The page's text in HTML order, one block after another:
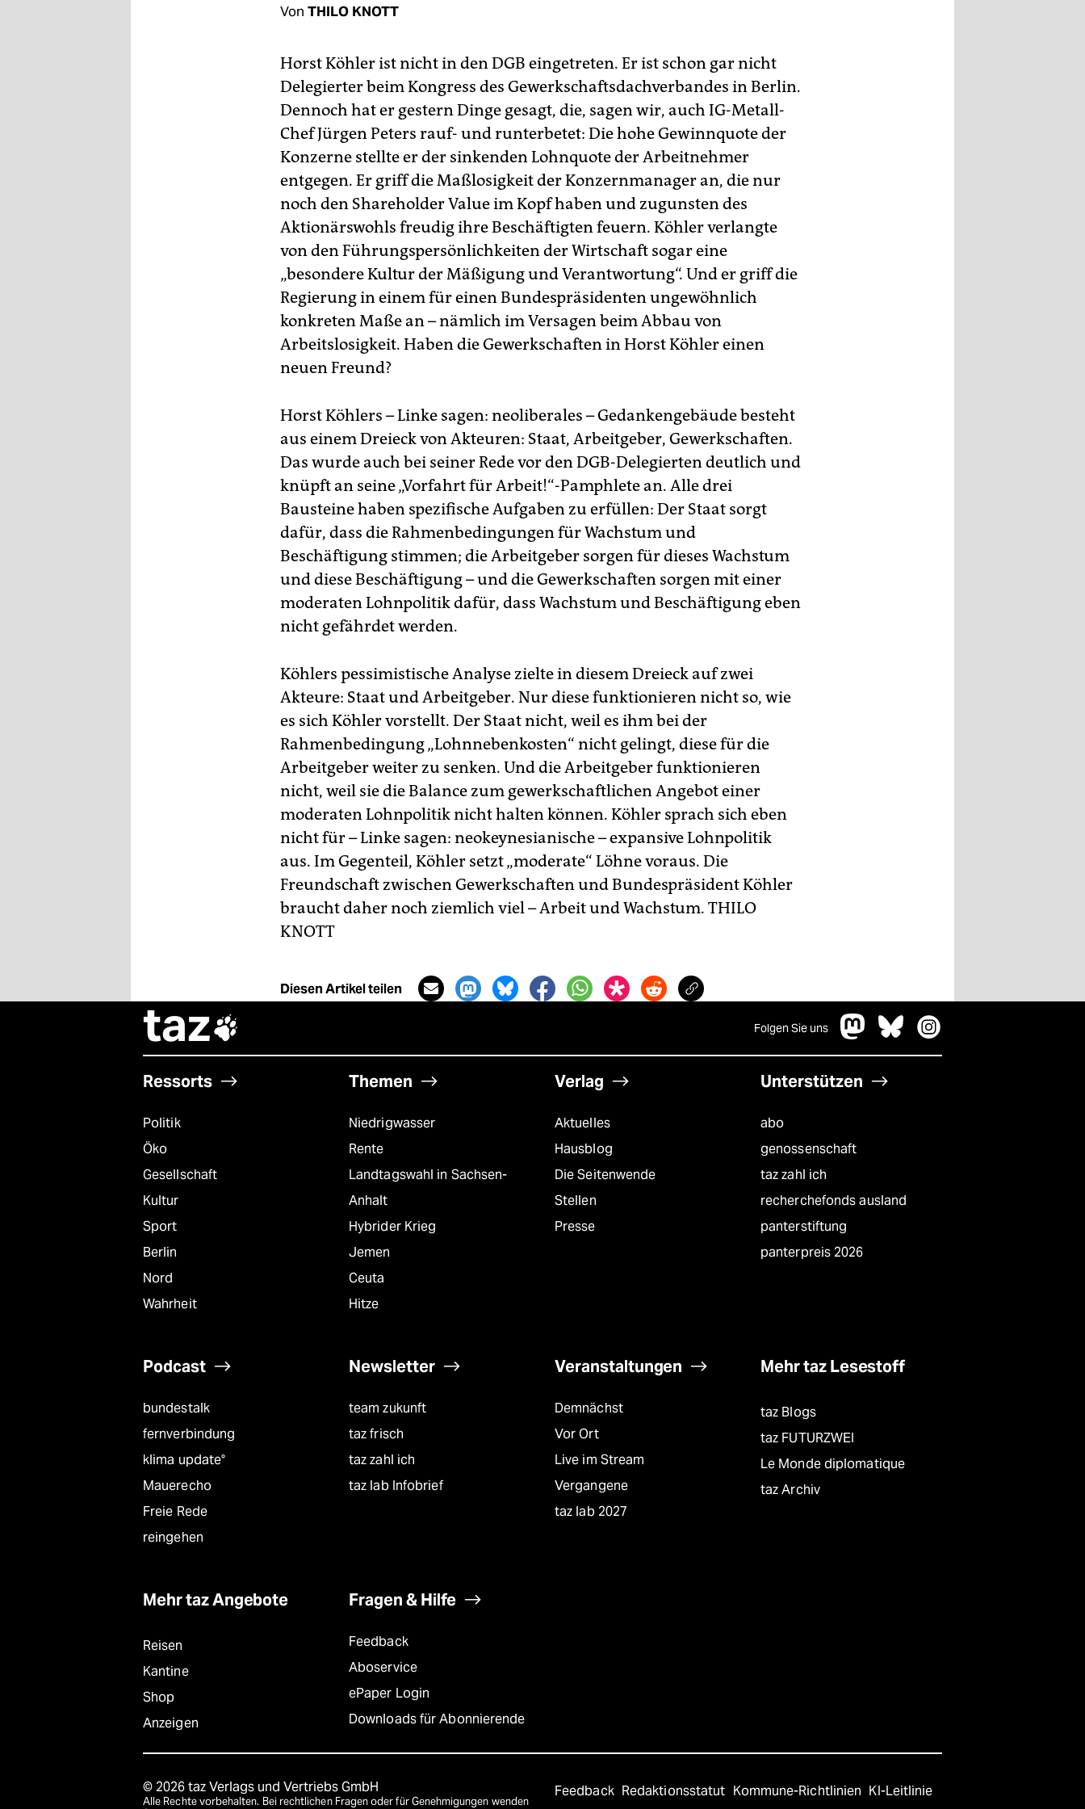
Von THILO KNOTT
Horst Köhler ist nicht in den DGB eingetreten. Er ist schon gar nicht
Delegierter beim Kongress des Gewerkschaftsdachverbandes in Berlin.
Dennoch hat er gestern Dinge gesagt, die, sagen wir, auch IG-Metall-
Chef Jürgen Peters rauf- und runterbetet: Die hohe Gewinnquote der
Konzerne stellte er der sinkenden Lohnquote der Arbeitnehmer
entgegen. Er griff die Maßlosigkeit der Konzernmanager an, die nur
noch den Shareholder Value im Kopf haben und zugunsten des
Aktionärswohls freudig ihre Beschäftigten feuern. Köhler verlangte
von den Führungspersönlichkeiten der Wirtschaft sogar eine
„besondere Kultur der Mäßigung und Verantwortung“. Und er griff die
Regierung in einem für einen Bundespräsidenten ungewöhnlich
konkreten Maße an – nämlich im Versagen beim Abbau von
Arbeitslosigkeit. Haben die Gewerkschaften in Horst Köhler einen
neuen Freund?
Horst Köhlers – Linke sagen: neoliberales – Gedankengebäude besteht
aus einem Dreieck von Akteuren: Staat, Arbeitgeber, Gewerkschaften.
Das wurde auch bei seiner Rede vor den DGB-Delegierten deutlich und
knüpft an seine „Vorfahrt für Arbeit!“-Pamphlete an. Alle drei
Bausteine haben spezifische Aufgaben zu erfüllen: Der Staat sorgt
dafür, dass die Rahmenbedingungen für Wachstum und
Beschäftigung stimmen; die Arbeitgeber sorgen für dieses Wachstum
und diese Beschäftigung – und die Gewerkschaften sorgen mit einer
moderaten Lohnpolitik dafür, dass Wachstum und Beschäftigung eben
nicht gefährdet werden.
Köhlers pessimistische Analyse zielte in diesem Dreieck auf zwei
Akteure: Staat und Arbeitgeber. Nur diese funktionieren nicht so, wie
es sich Köhler vorstellt. Der Staat nicht, weil es ihm bei der
Rahmenbedingung „Lohnnebenkosten“ nicht gelingt, diese für die
Arbeitgeber weiter zu senken. Und die Arbeitgeber funktionieren
nicht, weil sie die Balance zum gewerkschaftlichen Angebot einer
moderaten Lohnpolitik nicht halten können. Köhler sprach sich eben
nicht für – Linke sagen: neokeynesianische – expansive Lohnpolitik
aus. Im Gegenteil, Köhler setzt „moderate“ Löhne voraus. Die
Freundschaft zwischen Gewerkschaften und Bundespräsident Köhler
braucht daher noch ziemlich viel – Arbeit und Wachstum. THILO
KNOTT
Diesen Artikel teilen
taz Folgen Sie uns
Ressorts
Politik
Öko
Gesellschaft
Kultur
Sport
Berlin
Nord
Wahrheit
Themen
Niedrigwasser
Rente
Landtagswahl in Sachsen-
Anhalt
Hybrider Krieg
Jemen
Ceuta
Hitze
Verlag
Aktuelles
Hausblog
Die Seitenwende
Stellen
Presse
Unterstützen
abo
genossenschaft
taz zahl ich
recherchefonds ausland
panterstiftung
panterpreis 2026
Podcast
bundestalk
fernverbindung
klima update°
Mauerecho
Freie Rede
reingehen
Newsletter
team zukunft
taz frisch
taz zahl ich
taz lab Infobrief
Veranstaltungen
Demnächst
Vor Ort
Live im Stream
Vergangene
taz lab 2027
Mehr taz Lesestoff
taz Blogs
taz FUTURZWEI
Le Monde diplomatique
taz Archiv
Mehr taz Angebote
Reisen
Kantine
Shop
Anzeigen
Fragen & Hilfe
Feedback
Aboservice
ePaper Login
Downloads für Abonnierende
© 2026 taz Verlags und Vertriebs GmbH
Alle Rechte vorbehalten. Bei rechtlichen Fragen oder für Genehmigungen wenden
Feedback Redaktionsstatut Kommune-Richtlinien KI-Leitlinie